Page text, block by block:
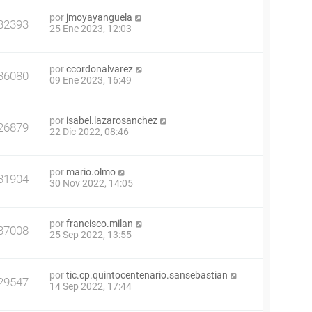
por jmoyayanguela
25 Ene 2023, 12:03
porccordonalvarez
09 Ene 2023, 16:49
por isabel.lazarosanchez
22 Dic 2022, 08:46
por mario.olmo
30 Nov 2022, 14:05
porfrancisco.milan
25 Sep 2022, 13:55
portic.cp.quintocentenario.sansebastian
14 Sep 2022, 17:44